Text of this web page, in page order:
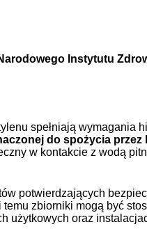
Instytutu
spełniają wymagania
do spożycia przez
w kontakcie z wodą
potwierdzających
zbiorniki mogą być
użytkowych oraz